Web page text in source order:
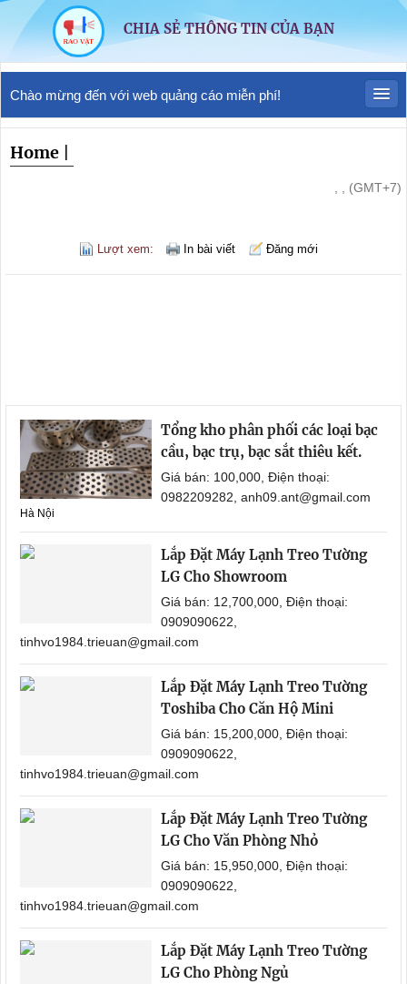
CHIA SẺ THÔNG TIN CỦA BẠN
Chào mừng đến với web quảng cáo miễn phí!
Home
, , (GMT+7)
Lượt xem: In bài viết Đăng mới
Tổng kho phân phối các loại bạc
cầu, bạc trụ, bạc sắt thiêu kết.
Giá bán: 100,000, Điện thoại:
0982209282, anh09.ant@gmail.com
Hà Nội
Lắp Đặt Máy Lạnh Treo Tường
LG Cho Showroom
Giá bán: 12,700,000, Điện thoại:
0909090622,
tinhvo1984.trieuan@gmail.com
Lắp Đặt Máy Lạnh Treo Tường
Toshiba Cho Căn Hộ Mini
Giá bán: 15,200,000, Điện thoại:
0909090622,
tinhvo1984.trieuan@gmail.com
Lắp Đặt Máy Lạnh Treo Tường
LG Cho Văn Phòng Nhỏ
Giá bán: 15,950,000, Điện thoại:
0909090622,
tinhvo1984.trieuan@gmail.com
Lắp Đặt Máy Lạnh Treo Tường
LG Cho Phòng Ngủ